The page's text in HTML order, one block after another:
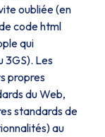
oubliée (en
code html
qui
3GS). Les
propres
du Web,
standards de
au